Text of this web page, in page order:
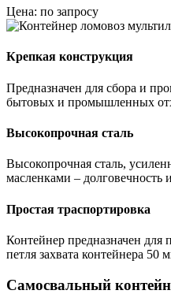
Цена: по запросу
Крепкая конструкция
Предназначен для сбора и
бытовых и промышленных
Высокопрочная сталь
Высокопрочная сталь,
масленками – долговечность
Простая траспортировка
Контейнер предназначен для
петля захвата контейнера 50
Самосвальный